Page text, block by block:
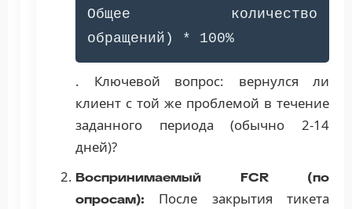
Общее количество
обращений) * 100%
. Ключевой вопрос: вернулся ли
клиент с той же проблемой в течение
заданного периода (обычно 2-14
дней)?
Воспринимаемый FCR (по
опросам): После закрытия тикета